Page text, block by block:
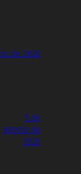
de 2026
5 de
agosto de
2026